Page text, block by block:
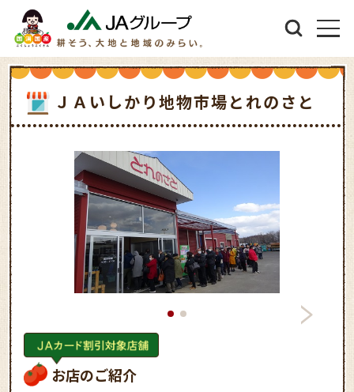
ＪＡいしかり地物市場とれのさと
お店のご紹介